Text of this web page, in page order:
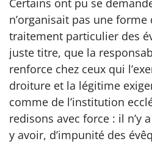
Certains ont pu se
n’organisait pas une forme
traitement particulier des
juste titre, que la
renforce chez ceux qui
droiture et la légitime
comme de l’institution
redisons avec force : il n’y
y avoir, d’impunité des